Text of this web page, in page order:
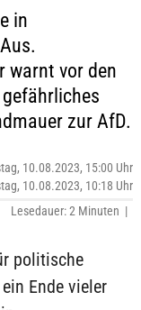
in
warnt vor den
zur AfD.
10.08.2023, 15:00 Uhr
10.08.2023, 10:18 Uhr
Lesedauer: 2 Minuten |
politische
Ende vieler